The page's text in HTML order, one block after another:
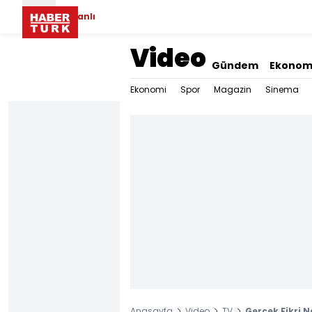
Canlı
Video Gündem
Ekonomi Spor Magazin Sinema